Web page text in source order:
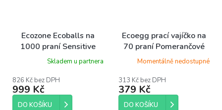
Ecozone Ecoballs na
1000 praní Sensitive
Skladem u partnera
826 Kč bez DPH
999 Kč
DO KOŠÍKU
Ecoegg prací vajíčko na
70 praní Pomerančové
květy
Momentálně nedostupné
313 Kč bez DPH
379 Kč
DO KOŠÍKU